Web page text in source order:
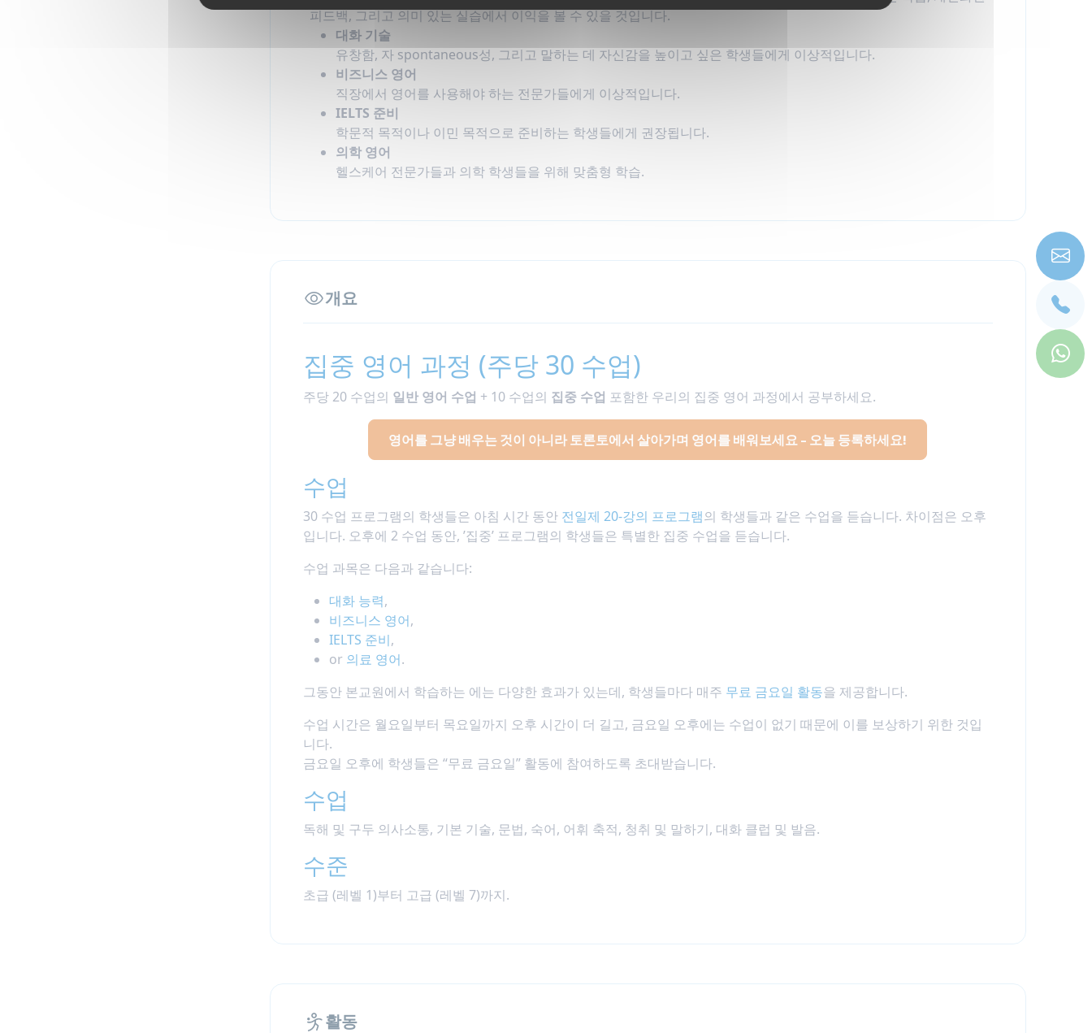
피드백, 그리고 의미 있는 실습에서 이익을 볼 수 있을 것입니다.
대화 기술
유창함, 자 spontaneous성, 그리고 말하는 데 자신감을 높이고 싶은 학생들에게 이상적입니다.
비즈니스 영어
직장에서 영어를 사용해야 하는 전문가들에게 이상적입니다.
IELTS 준비
학문적 목적이나 이민 목적으로 준비하는 학생들에게 권장됩니다.
의학 영어
헬스케어 전문가들과 의학 학생들을 위해 맞춤형 학습.
개요
집중 영어 과정 (주당 30 수업)
주당 20 수업의 일반 영어 수업 + 10 수업의 집중 수업 포함한 우리의 집중 영어 과정에서 공부하세요.
영어를 그냥 배우는 것이 아니라 토론토에서 살아가며 영어를 배워보세요 - 오늘 등록하세요!
수업
30 수업 프로그램의 학생들은 아침 시간 동안 전일제 20-강의 프로그램의 학생들과 같은 수업을 듣습니다. 차이점은 오후
입니다. 오후에 2 수업 동안, ’집중’ 프로그램의 학생들은 특별한 집중 수업을 듣습니다.
수업 과목은 다음과 같습니다:
대화 능력,
비즈니스 영어,
IELTS 준비,
or 의료 영어.
그동안 본교원에서 학습하는 에는 다양한 효과가 있는데, 학생들마다 매주 무료 금요일 활동을 제공합니다.
수업 시간은 월요일부터 목요일까지 오후 시간이 더 길고, 금요일 오후에는 수업이 없기 때문에 이를 보상하기 위한 것입
니다.
금요일 오후에 학생들은 “무료 금요일” 활동에 참여하도록 초대받습니다.
수업
독해 및 구두 의사소통, 기본 기술, 문법, 숙어, 어휘 축적, 청취 및 말하기, 대화 클럽 및 발음.
수준
초급 (레벨 1)부터 고급 (레벨 7)까지.
활동